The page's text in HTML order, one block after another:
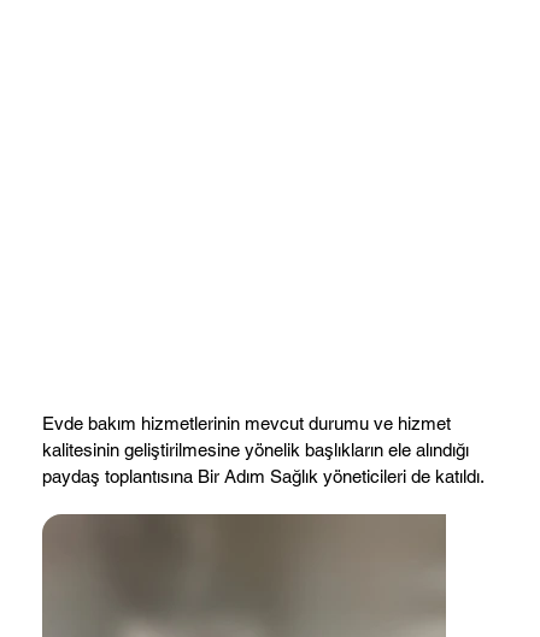
Evde bakım hizmetlerinin mevcut durumu ve hizmet
kalitesinin geliştirilmesine yönelik başlıkların ele alındığı
paydaş toplantısına Bir Adım Sağlık yöneticileri de katıldı.